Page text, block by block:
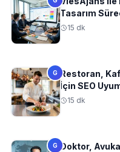
Tasarım
15 dk
G Restoran,
İçin SEO
Fikirleri
15 dk
G Doktor,